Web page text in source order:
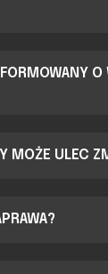
O
MOŻE ULEC